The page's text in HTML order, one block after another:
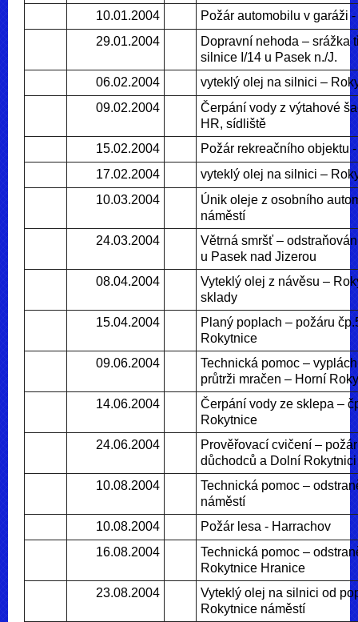
10.01.2004
Požár automobilu v garáži
29.01.2004
Dopravní nehoda – srážka
silnice I/14 u Pasek n./J.
06.02.2004
vyteklý olej na silnici –
09.02.2004
Čerpání vody z výtahové
HR, sídliště
15.02.2004
Požár rekreačního objektu
17.02.2004
vyteklý olej na silnici –
10.03.2004
Únik oleje z osobního
náměstí
24.03.2004
Větrná smršť –
u Pasek nad Jizerou
08.04.2004
Vyteklý olej z návěsu –
sklady
15.04.2004
Planý poplach – požáru
Rokytnice
09.06.2004
Technická pomoc –
průtrži mračen – Horní
14.06.2004
Čerpání vody ze sklepa –
Rokytnice
24.06.2004
Prověřovací cvičení –
důchodců a Dolní Rokytnici
10.08.2004
Technická pomoc –
náměstí
10.08.2004
Požár lesa - Harrachov
16.08.2004
Technická pomoc –
Rokytnice Hranice
23.08.2004
Vyteklý olej na silnici od
Rokytnice náměstí